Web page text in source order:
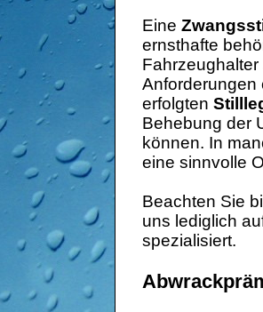
Eine
ernsthafte
Anforderungen
erfolgten
Behebung der
können. In
eine sinnvolle
Beachten Sie
uns lediglich
spezialisiert.